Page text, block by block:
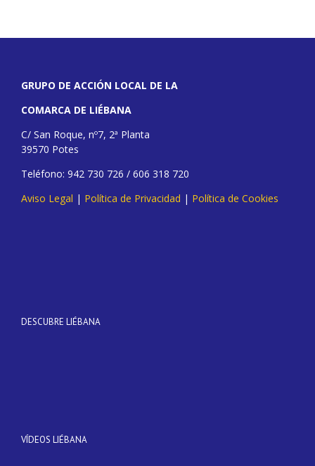
GRUPO DE ACCIÓN LOCAL DE LA
COMARCA DE LIÉBANA
C/ San Roque, nº7, 2ª Planta
39570 Potes
Teléfono: 942 730 726 / 606 318 720
Aviso Legal | Política de Privacidad | Política de Cookies
DESCUBRE LIÉBANA
VÍDEOS LIÉBANA